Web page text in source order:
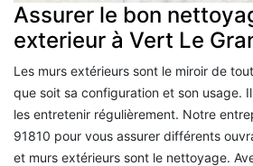
Assurer le bon
exterieur à Vert Le
Les murs extérieurs sont le miroir de
que soit sa configuration et son usage.
les entretenir régulièrement. Notre
91810 pour vous assurer différents
et murs extérieurs sont le nettoyage.